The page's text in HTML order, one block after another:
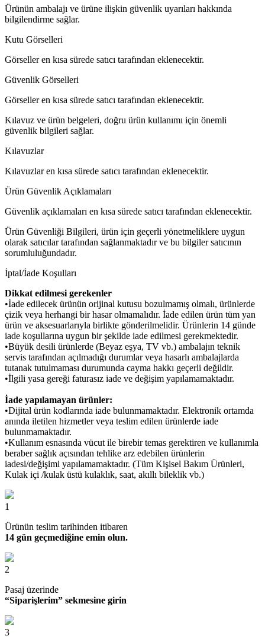
Ürünün ambalajı ve ürüne ilişkin güvenlik uyarıları hakkında
bilgilendirme sağlar.
Kutu Görselleri
Görseller en kısa sürede satıcı tarafından eklenecektir.
Güvenlik Görselleri
Görseller en kısa sürede satıcı tarafından eklenecektir.
Kılavuz ve ürün belgeleri, doğru ürün kullanımı için önemli
güvenlik bilgileri sağlar.
Kılavuzlar
Kılavuzlar en kısa sürede satıcı tarafından eklenecektir.
Ürün Güvenlik Açıklamaları
Güvenlik açıklamaları en kısa sürede satıcı tarafından eklenecektir.
Ürün Güvenliği Bilgileri, ürün için geçerli yönetmeliklere uygun
olarak satıcılar tarafından sağlanmaktadır ve bu bilgiler satıcının
sorumluluğundadır.
İptal/İade Koşulları
Dikkat edilmesi gerekenler
•İade edilecek ürünün orijinal kutusu bozulmamış olmalı, ürünlerde
çizik veya herhangi bir hasar olmamalıdır. İade edilen ürün tüm yan
ürün ve aksesuarlarıyla birlikte gönderilmelidir. Ürünlerin 14 günde
iade koşullarına uygun bir şekilde iade edilmesi gerekmektedir.
•Büyük desili ürünlerde (Beyaz eşya, TV vb.) ambalajın teknik
servis tarafından açılmadığı durumlar veya hasarlı ambalajlarda
tutanak tutulmaması durumunda cayma hakkı geçerli değildir.
•İlgili yasa gereği faturasız iade ve değişim yapılamamaktadır.
İade yapılamayan ürünler:
•Dijital ürün kodlarında iade bulunmamaktadır. Elektronik ortamda
anında iletilen hizmetler veya teslim edilen ürünlerde iade
bulunmamaktadır.
•Kullanım esnasında vücut ile birebir temas gerektiren ve kullanımla
beraber sağlık açısından tehlike arz edebilen ürünlerin
iadesi/değişimi yapılamamaktadır. (Tüm Kişisel Bakım Ürünleri,
Kulak içi /kulak üstü kulaklık, saat, akıllı bileklik vb.)
1
Ürünün teslim tarihinden itibaren
14 gün geçmediğine emin olun.
2
Pasaj üzerinde
“Siparişlerim” sekmesine girin
3